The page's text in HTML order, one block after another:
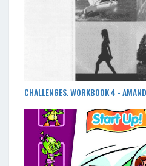
CHALLENGES. WORKBOOK 4 -